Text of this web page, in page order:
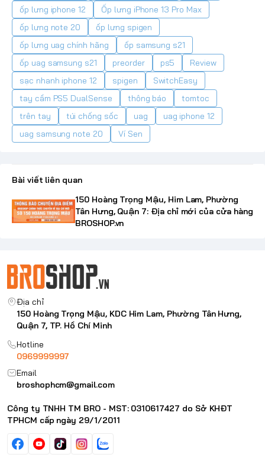
ốp lưng iphone 12
Ốp lưng iPhone 13 Pro Max
ốp lưng note 20
ốp lưng spigen
ốp lưng uag chính hãng
ốp samsung s21
ốp uag samsung s21
preorder ps5
Review
sạc nhanh iphone 12
spigen
SwitchEasy
tay cầm PS5 DualSense
thông báo
tomtoc
trên tay
túi chống sốc uag
uag iphone 12
uag samsung note 20
Ví Sen
Bài viết liên quan
150 Hoàng Trọng Mậu, Him Lam, Phường
Tân Hưng, Quận 7: Địa chỉ mới của cửa hàng
BROSHOP.vn
Địa chỉ
150 Hoàng Trọng Mậu, KDC Him Lam, Phường Tân Hưng,
Quận 7, TP. Hồ Chí Minh
Hotline
0969999997
Email
broshophcm@gmail.com
Công ty TNHH TM BRO - MST: 0310617427 do Sở KHĐT
TPHCM cấp ngày 29/1/2011